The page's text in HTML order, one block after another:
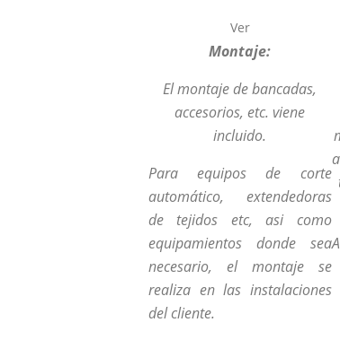
Ver
Montaje:
El montaje de bancadas,
accesorios, etc. viene
incluido.
Para equipos de corte
automático, extendedoras
de tejidos etc, asi como
equipamientos donde sea
necesario, el montaje se
realiza en las instalaciones
del cliente.